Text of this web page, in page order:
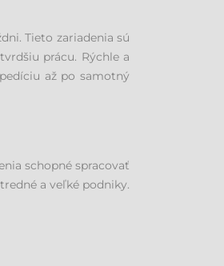
Tieto zariadenia sú
prácu. Rýchle a
až po samotný
schopné spracovať
a veľké podniky.